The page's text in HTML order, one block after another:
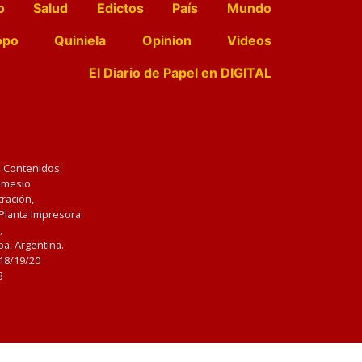
Salud Edictos País
Mundo
Quiniela Opinion
Videos
El Diario de Papel en DIGITAL
Impresora:
Argentina.
19/20